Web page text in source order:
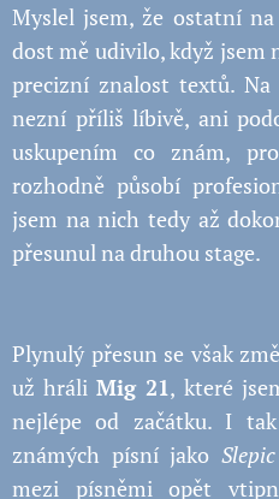
Myslel jsem, že ostatní
dost mě udivilo, když jsem
precizní znalost textů.
nezní příliš líbivě, ani
uskupením co znám,
rozhodně působí
jsem na nich tedy až
přesunul na druhou stage.
Plynulý přesun se však
už hráliMig 21, které
nejlépe od začátku. I
známých písní jako
mezi písněmi opět